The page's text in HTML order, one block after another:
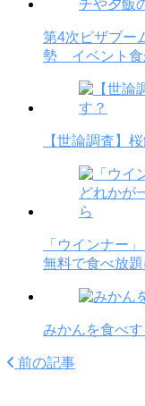
第4次ピザブー
勢 イベント食
【世論調査】
「ウインナー
無料で食べ放
みかんを食べ
前の記事